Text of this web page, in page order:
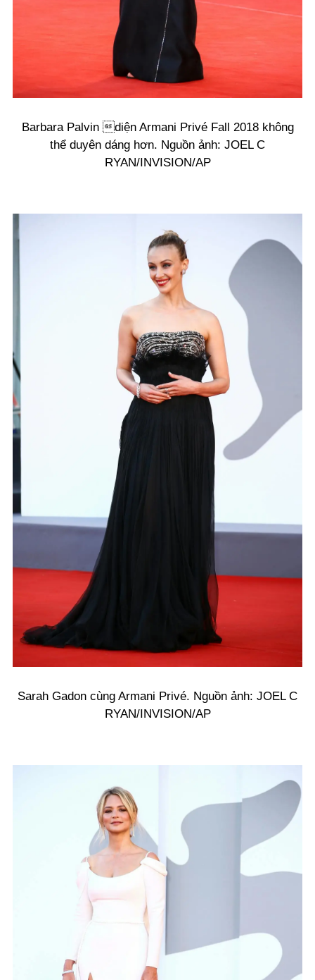
Barbara Palvin diện Armani Privé Fall 2018 không
thể duyên dáng hơn. Nguồn ảnh: JOEL C
RYAN/INVISION/AP
Sarah Gadon cùng Armani Privé. Nguồn ảnh: JOEL C
RYAN/INVISION/AP